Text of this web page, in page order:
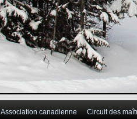
Association canadienne Circuit des